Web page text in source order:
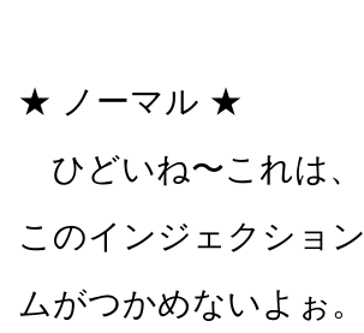
★ ノーマル ★
ひどいね〜これは、
このインジェクショ
ムがつかめないよぉ。